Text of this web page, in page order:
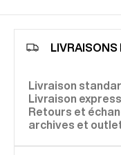
Livraison
Livraison
Retours et
archives et